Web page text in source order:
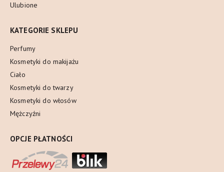
Ulubione
KATEGORIE SKLEPU
Perfumy
Kosmetyki do makijażu
Ciało
Kosmetyki do twarzy
Kosmetyki do włosów
Mężczyźni
OPCJE PŁATNOŚCI